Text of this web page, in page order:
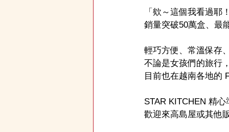
「欸～這個我看過
銷量突破50萬盒、最
輕巧方便、常溫保存
不論是女孩們的旅行
目前也在越南各地的
STAR KITCHEN 精
歡迎來高島屋或其他